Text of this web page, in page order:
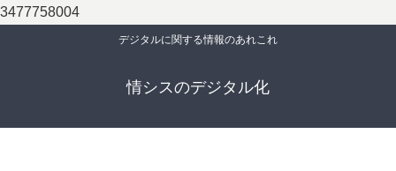
3477758004
デジタルに関する情報のあれこれ
情シスのデジタル化